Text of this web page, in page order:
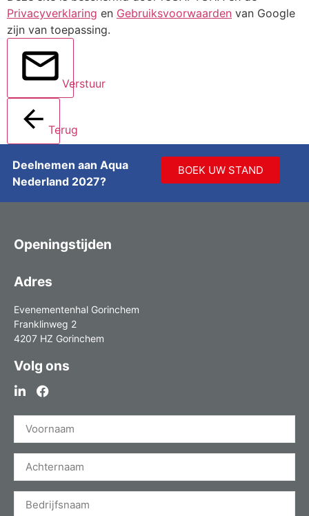
Privacyverklaring en Gebruiksvoorwaarden van Google
zijn van toepassing.
Verstuur
Terug
Deelnemen aan Aqua
Nederland 2027?
BOEK UW STAND
Openingstijden
Adres
Evenementenhal Gorinchem
Franklinweg 2
4207 HZ Gorinchem
Volg ons